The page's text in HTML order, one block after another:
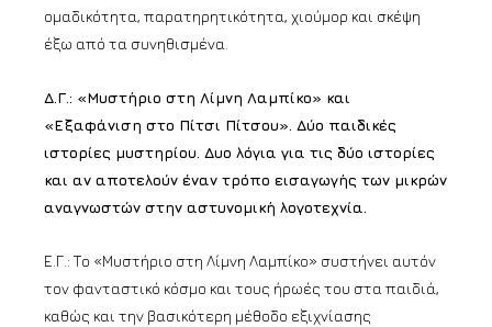
ομαδικότητα, παρατηρητικότητα, χιούμορ και σκέψη
έξω από τα συνηθισμένα.
Δ.Γ.: «Μυστήριο στη Λίμνη Λαμπίκο» και
«Εξαφάνιση στο Πίτσι Πίτσου». Δύο παιδικές
ιστορίες μυστηρίου. Δυο λόγια για τις δύο ιστορίες
και αν αποτελούν έναν τρόπο εισαγωγής των μικρών
αναγνωστών στην αστυνομική λογοτεχνία.
Ε.Γ.: Το «Μυστήριο στη Λίμνη Λαμπίκο» συστήνει αυτόν
τον φανταστικό κόσμο και τους ήρωές του στα παιδιά,
καθώς και την βασικότερη μέθοδο εξιχνίασης